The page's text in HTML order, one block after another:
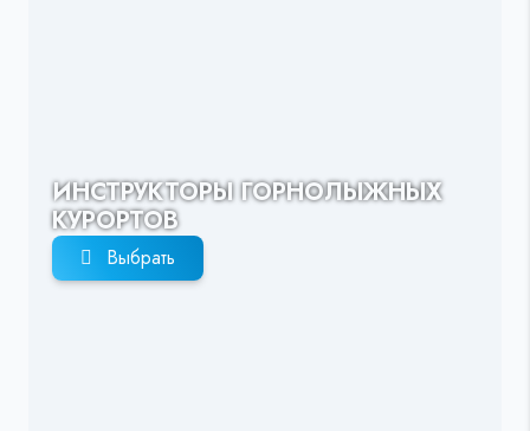
ИНСТРУКТОРЫ ГОРНОЛЫЖНЫХ
КУРОРТОВ
Выбрать